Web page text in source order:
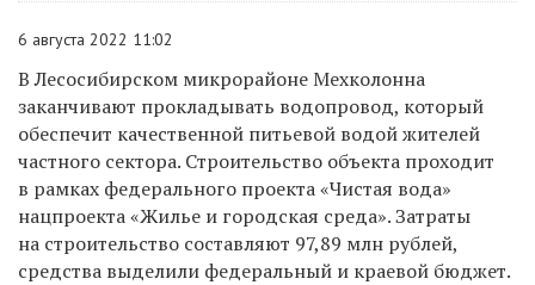
6 августа 2022 11:02
В Лесосибирском микрорайоне Мехколонна
заканчивают прокладывать водопровод, который
обеспечит качественной питьевой водойжителей
частного сектора. Строительство объекта проходит
в рамках федерального проекта «Чистая вода»
нацпроекта «Жилье и городская среда». Затраты
на строительство составляют 97,89 млн рублей,
средства выделили федеральный и краевой бюджет.